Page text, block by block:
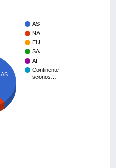
AS
NA
EU
SA
AF
Continente
sconos…
AS